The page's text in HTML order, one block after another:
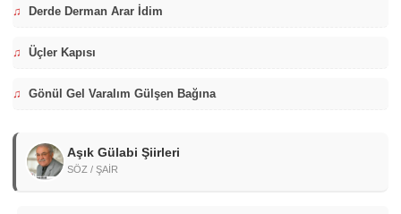
♫ Derde Derman Arar İdim
♫ Üçler Kapısı
♫ Gönül Gel Varalım Gülşen Bağına
Aşık Gülabi Şiirleri
SÖZ / ŞAİR